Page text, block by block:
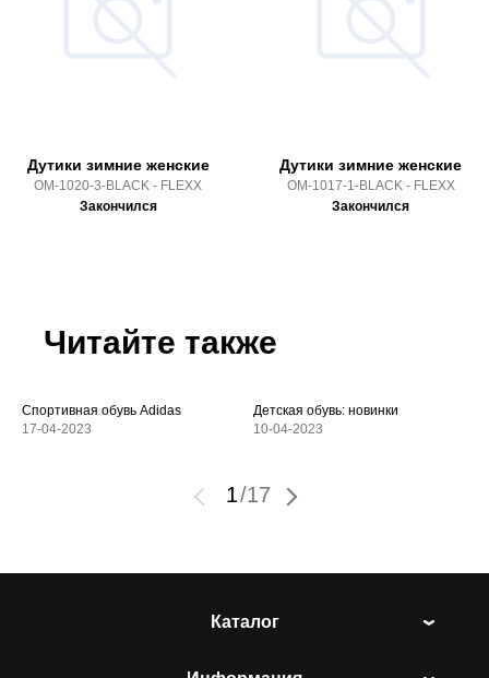
Дутики зимние женские
OM-1020-3-BLACK - FLEXX
Закончился
Дутики зимние женские
OM-1017-1-BLACK - FLEXX
Закончился
Читайте также
Спортивная обувь Adidas
17-04-2023
Детская обувь: новинки
10-04-2023
1/17
Каталог